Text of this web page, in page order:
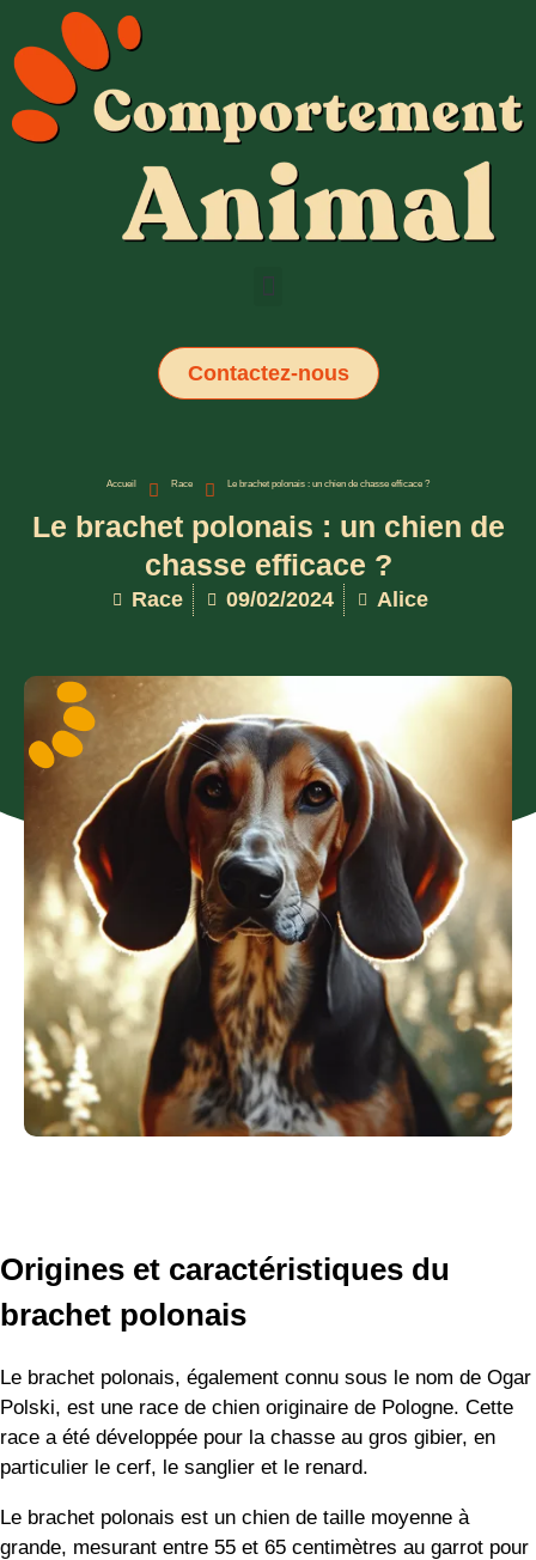
Contactez-nous
Accueil Race Le brachet polonais : un chien de chasse efficace ?
Le brachet polonais : un chien de
chasse efficace ?
Race 09/02/2024 Alice
Origines et caractéristiques du
brachet polonais
Le brachet polonais, également connu sous le nom de Ogar
Polski, est une race de chien originaire de Pologne. Cette
race a été développée pour la chasse au gros gibier, en
particulier le cerf, le sanglier et le renard.
Le brachet polonais est un chien de taille moyenne à
grande, mesurant entre 55 et 65 centimètres au garrot pour